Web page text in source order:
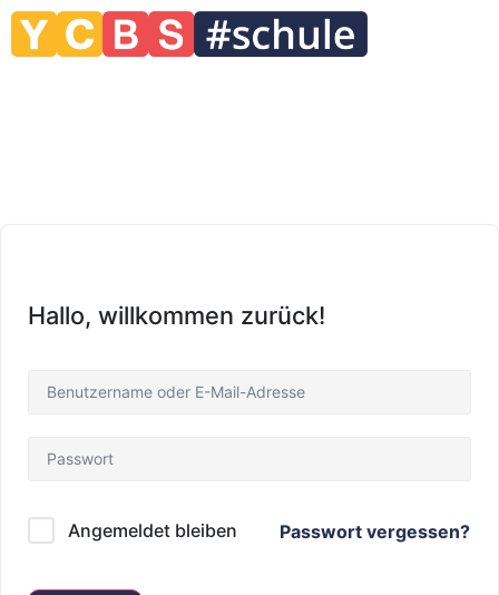
Hallo, willkommen zurück!
Angemeldet bleiben Passwort vergessen?